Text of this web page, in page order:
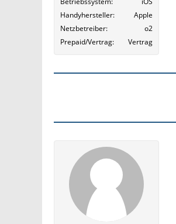
Handyhersteller
Apple
Netzbetreiber
o2
Prepaid/Vertrag
Vertrag